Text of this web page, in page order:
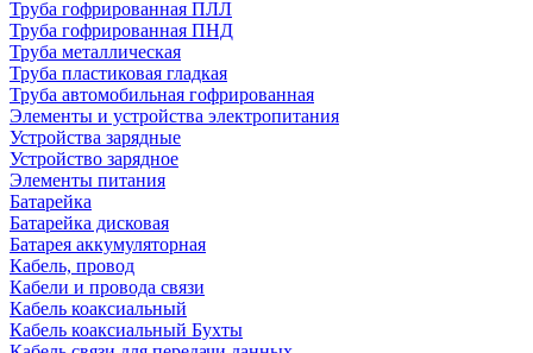
Труба гофрированная ПЛЛ
Труба гофрированная ПНД
Труба металлическая
Труба пластиковая гладкая
Труба автомобильная гофрированная
Элементы и устройства электропитания
Устройства зарядные
Устройство зарядное
Элементы питания
Батарейка
Батарейка дисковая
Батарея аккумуляторная
Кабель, провод
Кабели и провода связи
Кабель коаксиальный
Кабель коаксиальный Бухты